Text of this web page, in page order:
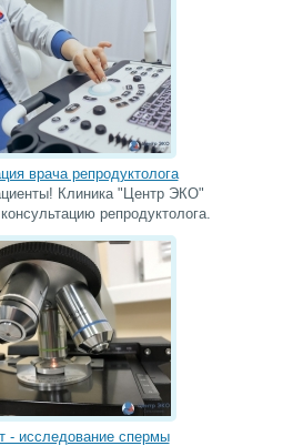
врача репродуктолога
Клиника "Центр ЭКО"
репродуктолога.
- исследование спермы